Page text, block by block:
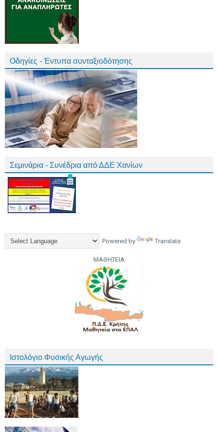
Οδηγίες - Έντυπα συνταξιοδότησης
Σεμινάρια - Συνέδρια από ΔΔΕ Χανίων
Powered by Translate
ΜΑΘΗΤΕΙΑ
Ιστολόγιο Φυσικής Αγωγής